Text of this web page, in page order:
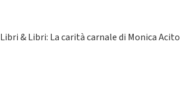
Libri & Libri: La carità carnale di Monica Acito